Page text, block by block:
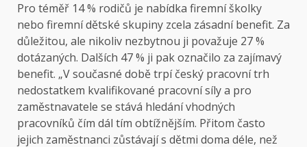
Pro téměř 14 % rodičů je nabídka firemní školky
nebo firemní dětské skupiny zcela zásadní benefit. Za
důležitou, ale nikoliv nezbytnou ji považuje 27 %
dotázaných. Dalších 47 % ji pak označilo za zajímavý
benefit. „V současné době trpí český pracovní trh
nedostatkem kvalifikované pracovní síly a pro
zaměstnavatele se stává hledání vhodných
pracovníků čím dál tím obtížnějším. Přitom často
jejich zaměstnanci zůstávají s dětmi doma déle, než